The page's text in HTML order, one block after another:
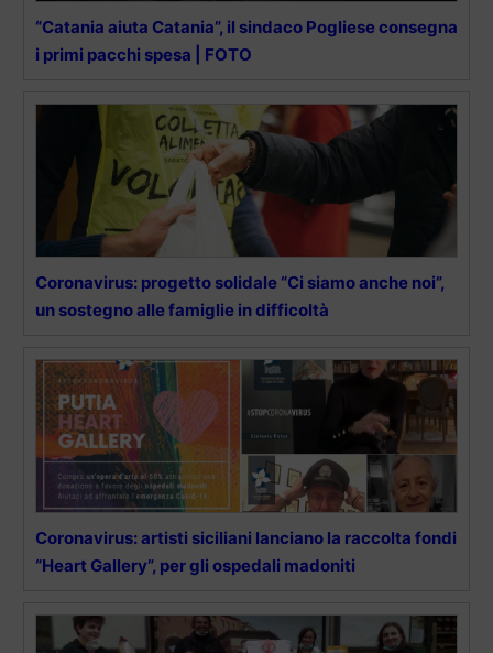
“Catania aiuta Catania”, il sindaco Pogliese consegna
i primi pacchi spesa | FOTO
Coronavirus: progetto solidale “Ci siamo anche noi”,
un sostegno alle famiglie in difficoltà
Coronavirus: artisti siciliani lanciano la raccolta fondi
“Heart Gallery”, per gli ospedali madoniti